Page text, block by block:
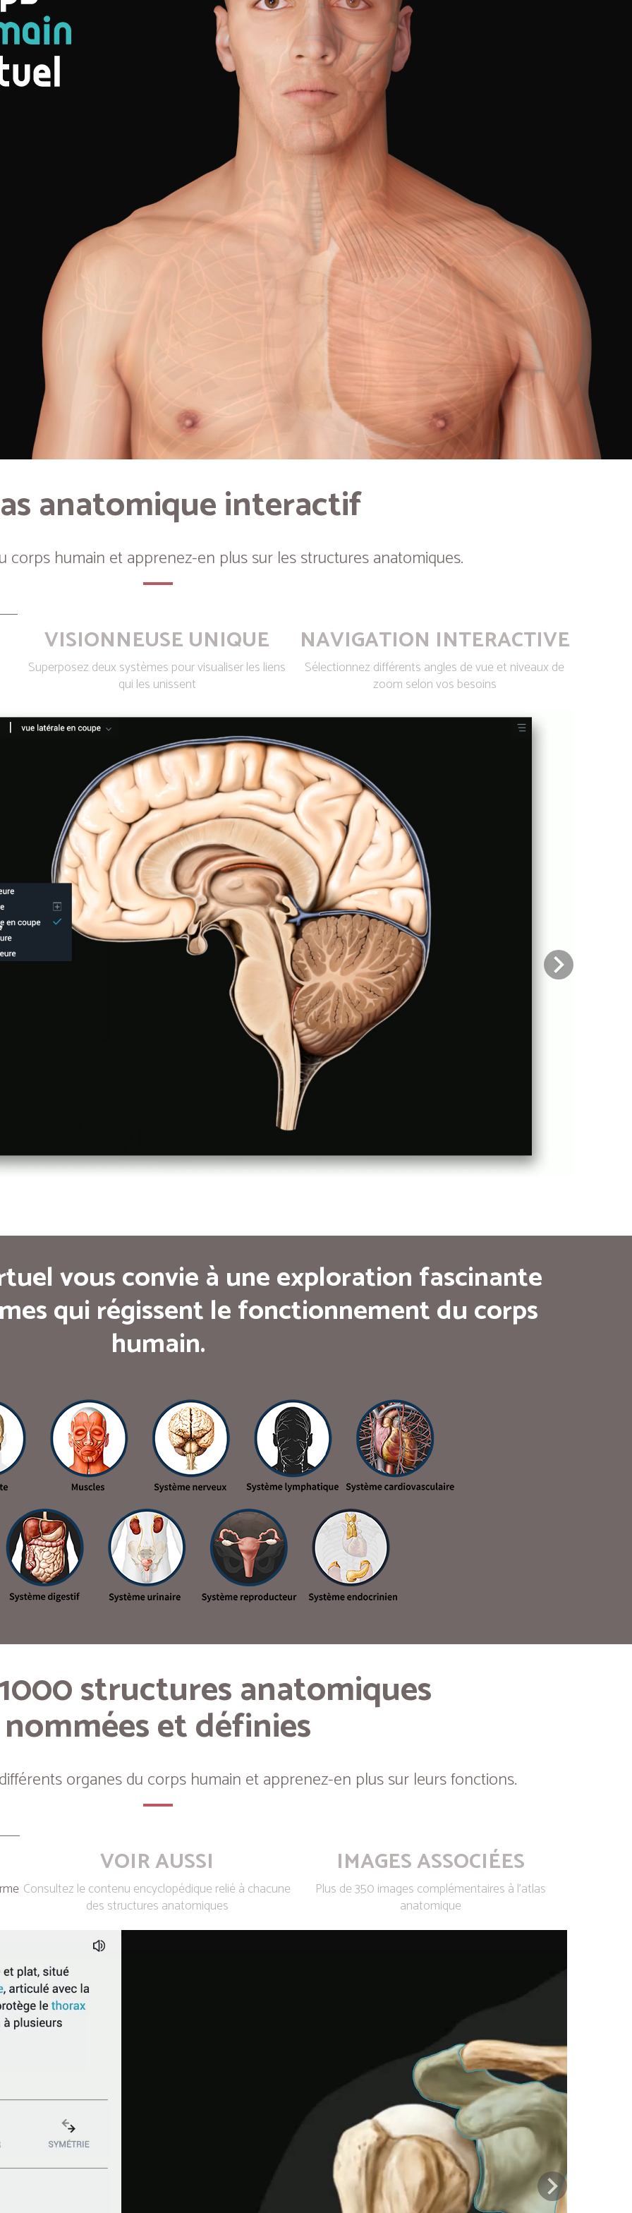
anatomique interactif
corps humain et apprenez-en plus sur les structures anatomiques.
VISIONNEUSE UNIQUE
Superposez deux systèmes pour visualiser les liens
qui les unissent
NAVIGATION INTERACTIVE
Sélectionnez différents angles de vue et niveaux de
zoom selon vos besoins
vous convie à une exploration fascinante
qui régissent le fonctionnement du corps
humain.
structures anatomiques
nommées et définies
organes du corps humain et apprenez-en plus sur leurs fonctions.
VOIR AUSSI
Consultez le contenu encyclopédique relié à chacune
des structures anatomiques
IMAGES ASSOCIÉES
Plus de 350 images complémentaires à l’atlas
anatomique